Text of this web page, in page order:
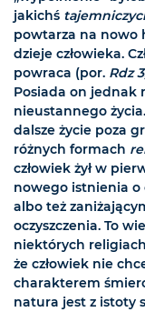
jakichś
powtarza na nowo
dzieje człowieka.
powraca (por. Rdz
Posiada on
nieustannego
dalsze życie poza
różnych formach
człowiek żył w
nowego istnienia
albo też
oczyszczenia. To
niektórych
że człowiek nie
charakterem
natura jest z istoty